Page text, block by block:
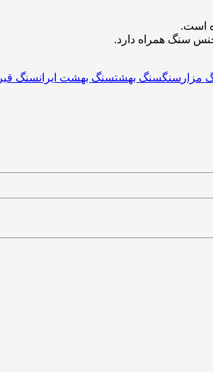
سنگ همراه دارد.
مزار سنگسنگ بهشتسنگ بهشت ایرانسنگ قبر